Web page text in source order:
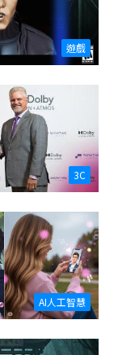
遊戲
3C
AI人工智慧